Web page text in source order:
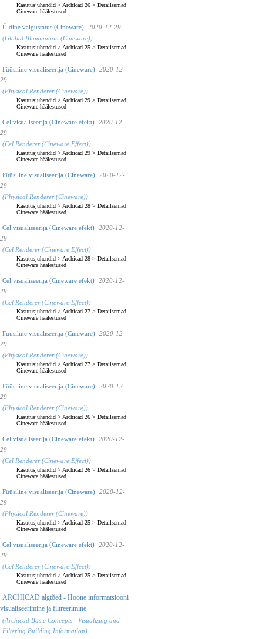
Kasutusjuhendid > Archicad 26 > Detailsemad
Cineware häälestused
Üldine valgustatus (Cineware)
2020-12-29
(Global Illumination (Cineware))
Kasutusjuhendid > Archicad 25 > Detailsemad
Cineware häälestused
Füüsiline visualiseerija (Cineware)
2020-12-
29
(Physical Renderer (Cineware))
Kasutusjuhendid > Archicad 29 > Detailsemad
Cineware häälestused
Cel visualiseerija (Cineware efekt)
2020-12-
29
(Cel Renderer (Cineware Effect))
Kasutusjuhendid > Archicad 29 > Detailsemad
Cineware häälestused
Füüsiline visualiseerija (Cineware)
2020-12-
29
(Physical Renderer (Cineware))
Kasutusjuhendid > Archicad 28 > Detailsemad
Cineware häälestused
Cel visualiseerija (Cineware efekt)
2020-12-
29
(Cel Renderer (Cineware Effect))
Kasutusjuhendid > Archicad 28 > Detailsemad
Cineware häälestused
Cel visualiseerija (Cineware efekt)
2020-12-
29
(Cel Renderer (Cineware Effect))
Kasutusjuhendid > Archicad 27 > Detailsemad
Cineware häälestused
Füüsiline visualiseerija (Cineware)
2020-12-
29
(Physical Renderer (Cineware))
Kasutusjuhendid > Archicad 27 > Detailsemad
Cineware häälestused
Füüsiline visualiseerija (Cineware)
2020-12-
29
(Physical Renderer (Cineware))
Kasutusjuhendid > Archicad 26 > Detailsemad
Cineware häälestused
Cel visualiseerija (Cineware efekt)
2020-12-
29
(Cel Renderer (Cineware Effect))
Kasutusjuhendid > Archicad 26 > Detailsemad
Cineware häälestused
Füüsiline visualiseerija (Cineware)
2020-12-
29
(Physical Renderer (Cineware))
Kasutusjuhendid > Archicad 25 > Detailsemad
Cineware häälestused
Cel visualiseerija (Cineware efekt)
2020-12-
29
(Cel Renderer (Cineware Effect))
Kasutusjuhendid > Archicad 25 > Detailsemad
Cineware häälestused
ARCHICAD algtõed - Hoone informatsiooni
visualiseerimine ja filtreerimine
(Archicad Basic Concepts - Visualizing and
Filtering Building Information)